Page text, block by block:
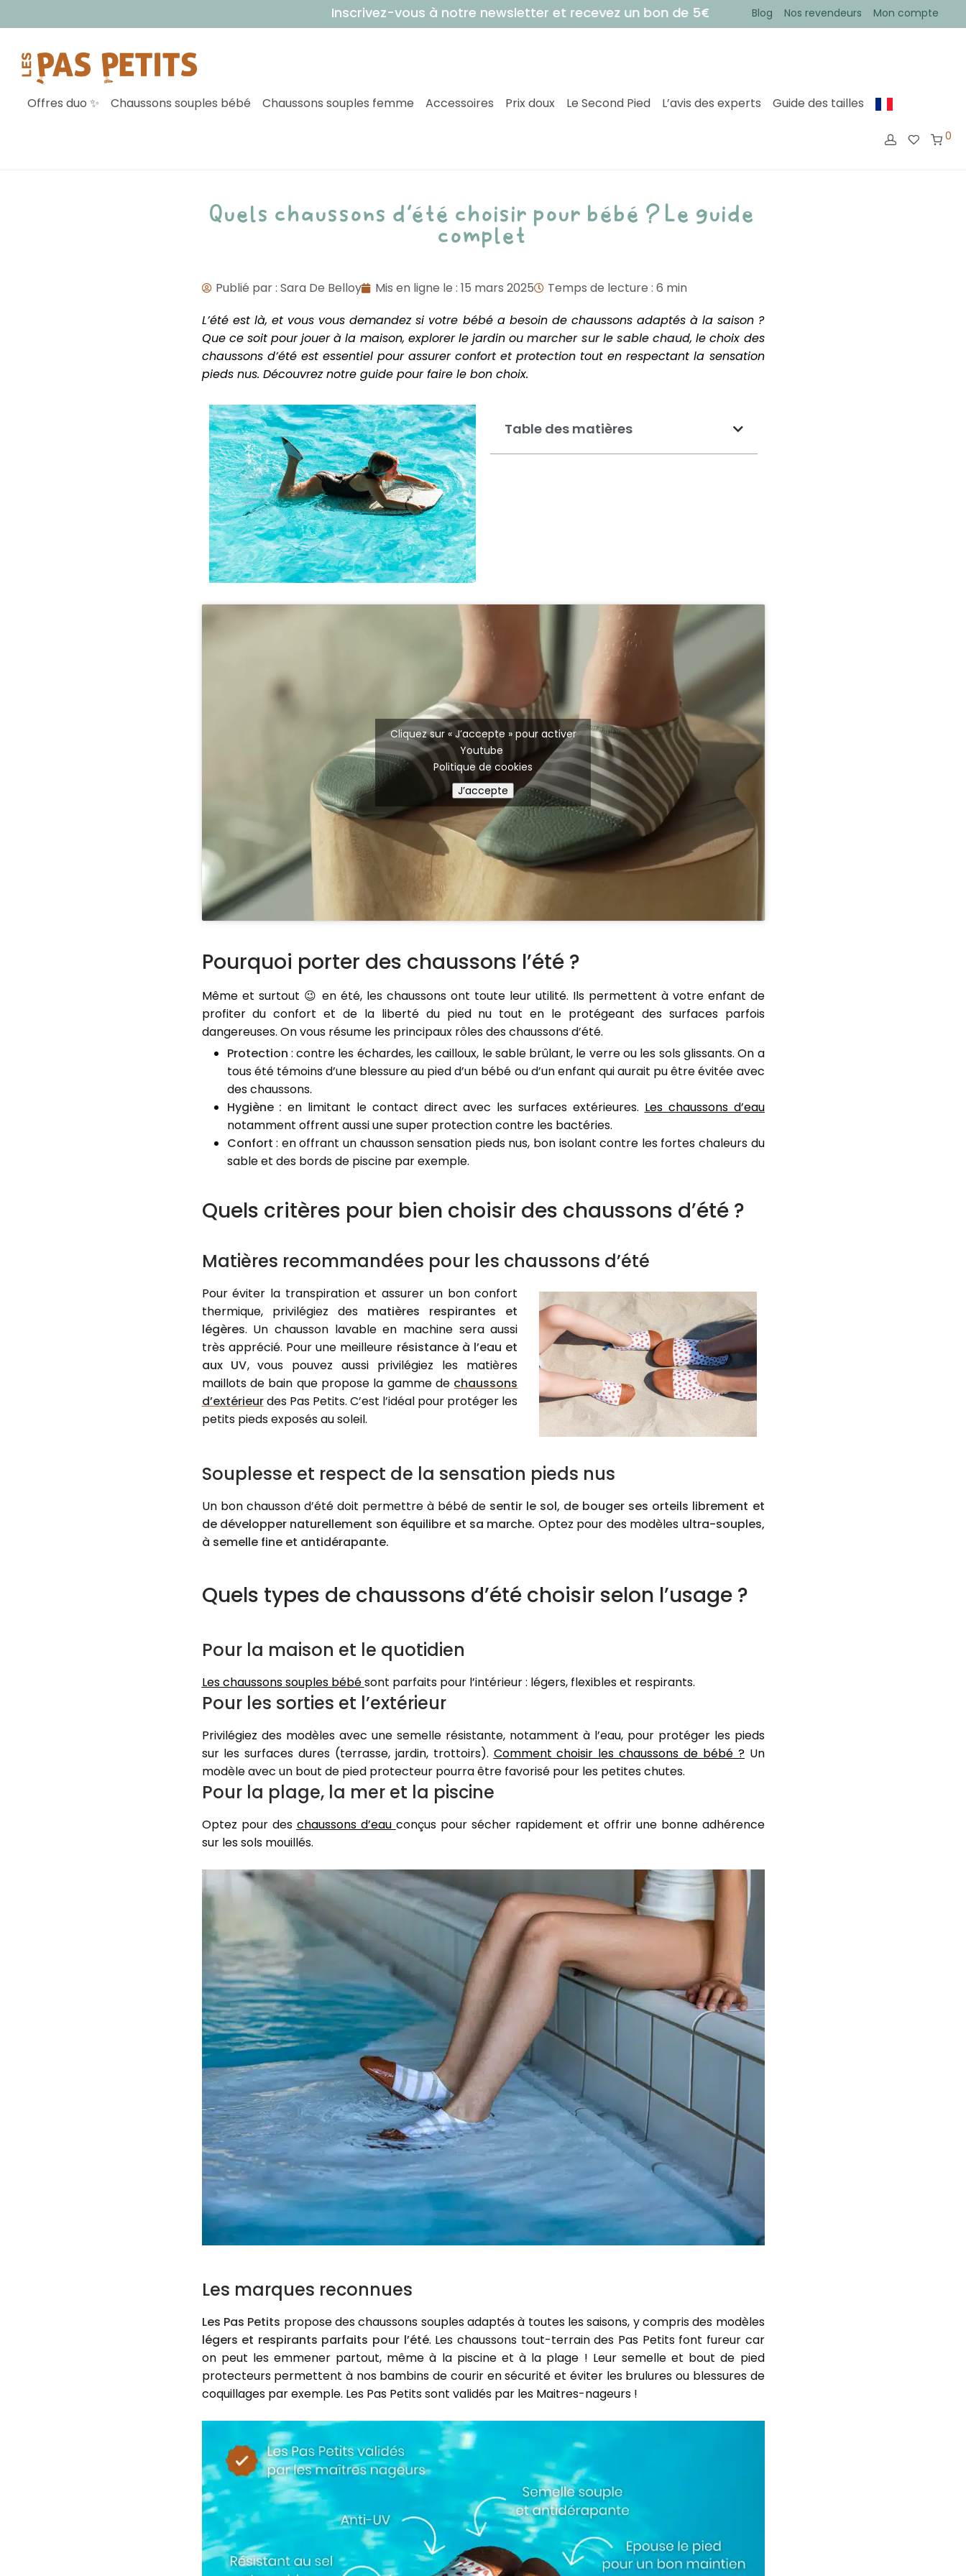
Inscrivez-vous à notre newsletter et recevez un bon de 5€ sur votre première commande !• Votre
Blog Nos revendeurs Mon compte
Offres duo ✨ Chaussons souples bébé Chaussons souples femme Accessoires Prix doux Le Second Pied L’avis des experts Guide des tailles
0
Quels chaussons d’été choisir pour bébé ? Le guide
complet
Publié par : Sara De Belloy Mis en ligne le : 15 mars 2025
Temps de lecture : 6 min
L’été est là, et vous vous demandez si votre bébé a besoin de chaussons adaptés à la saison ?
Que ce soit pour jouer à la maison, explorer le jardin oumarcher sur le sable chaud, le choix des
chaussons d’été est essentiel pour assurer confort et protection tout en respectant la sensation
pieds nus. Découvrez notre guide pour faire le bon choix.
Table des matières
Cliquez sur « J’accepte » pour activer
Youtube
Politique de cookies
J’accepte
Pourquoi porter des chaussons l’été ?
Même et surtout 😉 en été, les chaussons ont toute leur utilité. Ils permettent à votre enfant de
profiter du confort et de la liberté du pied nu tout en le protégeant des surfaces parfois
dangereuses. On vous résume les principaux rôles des chaussons d’été.
Protection : contre les échardes, les cailloux, le sable brûlant, le verre ou les sols glissants. On a
tous été témoins d’une blessure au pied d’un bébé ou d’un enfant qui aurait pu être évitée avec
des chaussons.
Hygiène :en limitant le contact direct avec les surfaces extérieures. Les chaussons d’eau
notamment offrent aussi une super protection contre les bactéries.
Confort: en offrant un chausson sensation pieds nus, bon isolant contre les fortes chaleurs du
sable et des bords de piscine par exemple.
Quels critères pour bien choisir des chaussons d’été ?
Matières recommandées pour les chaussons d’été
Pour éviter la transpiration et assurer un bon confort
thermique, privilégiez des matières respirantes et
légères. Un chausson lavable en machine sera aussi
très apprécié. Pour une meilleure résistance à l’eau et
aux UV, vous pouvez aussi privilégiez les matières
maillots de bain que propose la gamme de chaussons
d’extérieurdes Pas Petits. C’est l’idéal pour protéger les
petits pieds exposés au soleil.
Souplesse et respect de la sensation pieds nus
Un bon chausson d’été doit permettre à bébé de sentir le sol, de bouger ses orteils librement et
de développer naturellement son équilibre et sa marche. Optez pour des modèles ultra-souples,
à semelle fine et antidérapante.
Quels types de chaussons d’été choisir selon l’usage ?
Pour la maison et le quotidien
Les chaussons souples bébésont parfaits pour l’intérieur : légers, flexibles et respirants.
Pour les sorties et l’extérieur
Privilégiez des modèles avec une semelle résistante, notamment à l’eau, pour protéger les pieds
sur les surfaces dures (terrasse, jardin, trottoirs). Comment choisir les chaussons de bébé ?Un
modèle avec un bout de pied protecteur pourra être favorisé pour les petites chutes.
Pour la plage, la mer et la piscine
Optez pour des chaussons d’eau conçus pour sécher rapidement et offrir une bonne adhérence
sur les sols mouillés.
Les marques reconnues
Les Pas Petits propose des chaussons souples adaptés à toutes les saisons, y compris des modèles
légers et respirants parfaits pour l’été. Les chaussons tout-terrain des Pas Petits font fureur car
on peut les emmener partout, même à la piscine et à la plage ! Leur semelle et bout de pied
protecteurs permettent à nos bambins de courir en sécurité et éviter les brulures ou blessures de
coquillages par exemple. Les Pas Petits sont validés par les Maitres-nageurs !